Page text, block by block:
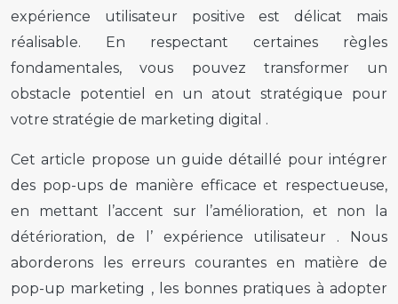
expérience utilisateur positive est délicat mais
réalisable. En respectant certaines règles
fondamentales, vous pouvez transformer un
obstacle potentiel en un atout stratégique pour
votre stratégie de marketing digital .
Cet article propose un guide détaillé pour intégrer
des pop-ups de manière efficace et respectueuse,
en mettant l’accent sur l’amélioration, et non la
détérioration, de l’ expérience utilisateur . Nous
aborderons les erreurs courantes en matière de
pop-up marketing , les bonnes pratiques à adopter